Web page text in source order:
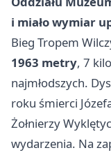
i miało wymiar
Bieg Tropem
1963 metry, 7
najmłodszych.
roku śmierci
Żołnierzy
wydarzenia. Na